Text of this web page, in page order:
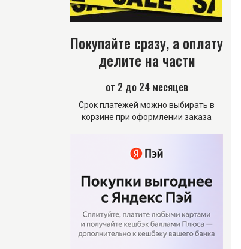
Покупайте сразу, а оплату
делите на части
от 2 до 24 месяцев
Срок платежей можно выбирать в
корзине при оформлении заказа